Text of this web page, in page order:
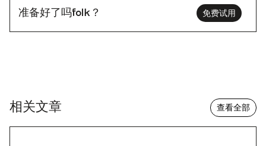
准备好了吗folk？ 免费试用
相关文章 查看全部